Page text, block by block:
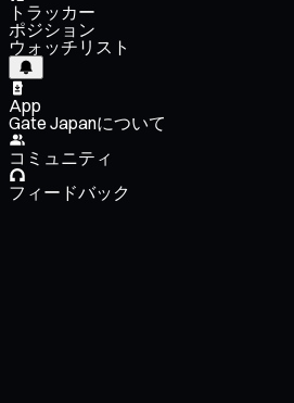
トラッカー
ポジション
ウォッチリスト
App
Gate Japanについて
コミュニティ
フィードバック